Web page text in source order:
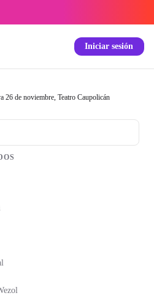
Iniciar sesión
26 de noviembre, Teatro Caupolicán